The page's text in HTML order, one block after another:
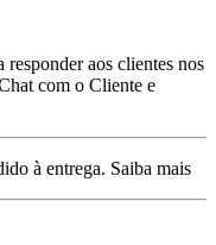
aos clientes nos
com o Cliente e
à entrega. Saiba mais